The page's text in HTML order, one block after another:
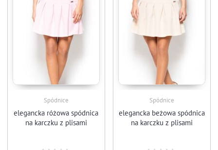
Spódnice
elegancka różowa spódnica
na karczku z plisami
Spódnice
elegancka beżowa spódnica
na karczku z plisami